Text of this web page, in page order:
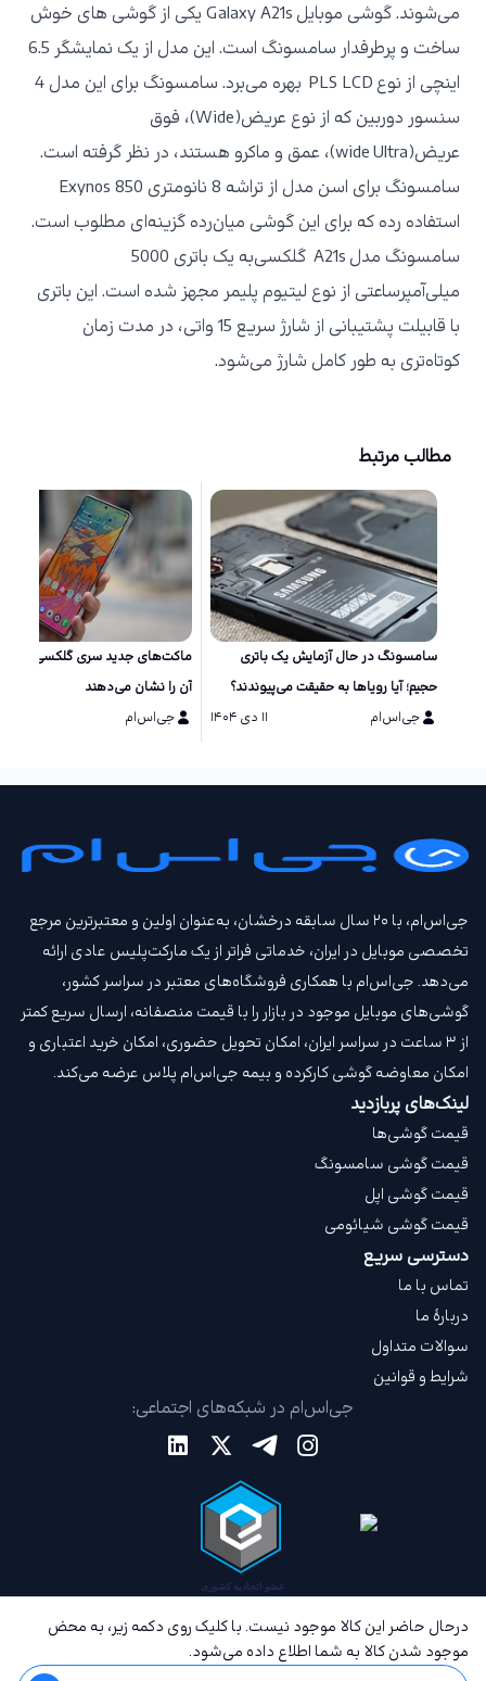
می‌شوند. گوشی موبایل Galaxy A21s یکی از گوشی های خوش
ساخت و پرطرفدار سامسونگ است. این مدل از یک نمایشگر 6.5
اینچی از نوع PLS LCD
بهره می‌برد. سامسونگ برای این مدل 4
سنسور دوربین که از نوع عریض(Wide)، فوق
عریض(Ultra
wide)، عمق و ماکرو هستند، در نظر گرفته است.
سامسونگ برای اسن مدل از تراشه 8 نانومتری Exynos 850
استفاده رده که برای این گوشی میان‌رده گزینه‌ای مطلوب است.
سامسونگ مدل گلکسی A21s
به یک باتری 5000
میلی‌آمپرساعتی از نوع لیتیوم پلیمر مجهز شده است. این باتری
با قابیلت پشتیبانی از شارژ سریع 15 واتی، در مدت زمان
کوتاه‌تری به طور کامل شارژ می‌شود.
مطالب مرتبط
سامسونگ در حال آزمایش یک باتری
حجیم؛ آیا رویاها به حقیقت می‌پیوندند؟
جی‌اس‌ام
۱۱ دی ۱۴۰۴
آن را نشان می‌دهند
جی‌اس‌ام
درحال حاضر این کالا موجود نیست. با کلیک روی دکمه زیر، به محض
موجود شدن کالا به شما اطلاع داده می‌شود.
جی‌اس‌ام، با ۲۰ سال سابقه درخشان، به‌عنوان اولین و معتبرترین مرجع
تخصصی موبایل در ایران، خدماتی فراتر از یک مارکت‌پلیس عادی ارائه
می‌دهد. جی‌اس‌ام با همکاری فروشگاه‌های معتبر در سراسر کشور،
گوشی‌های موبایل موجود در بازار را با قیمت‌ منصفانه، ارسال سریع کمتر
از ۳ ساعت در سراسر ایران، امکان تحویل حضوری، امکان خرید اعتباری و
امکان معاوضه گوشی کارکرده و بیمه جی‌اس‌ام‌ پلاس عرضه می‌کند.
لینک‌های پربازدید
قیمت گوشی‌ها
قیمت گوشی سامسونگ
قیمت گوشی اپل
قیمت گوشی شیائومی
دسترسی سریع
تماس با ما
دربارهٔ ما
سوالات متداول
شرایط و قوانین
جی‌اس‌ام در شبکه‌های اجتماعی: